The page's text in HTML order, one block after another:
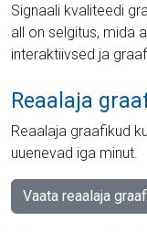
Signaali kvaliteedi
all on selgitus, mida
interaktiivsed ja
Reaalaja
Reaalaja graafikud
uuenevad iga minut.
Vaata reaalaja